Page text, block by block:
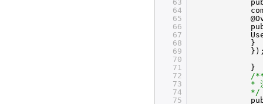
63
64
65
66
67
68
69
70
71
72
73
74
75
}
}
/
*
*/